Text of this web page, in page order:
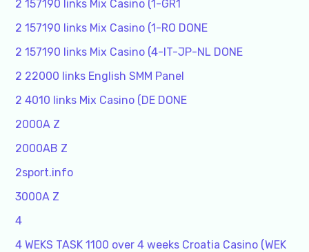
2 157190 links Mix Casino (1-GR1
2 157190 links Mix Casino (1-RO DONE
2 157190 links Mix Casino (4-IT-JP-NL DONE
2 22000 links English SMM Panel
2 4010 links Mix Casino (DE DONE
2000A Z
2000AB Z
2sport.info
3000A Z
4
4 WEKS TASK 1100 over 4 weeks Croatia Casino (WEK